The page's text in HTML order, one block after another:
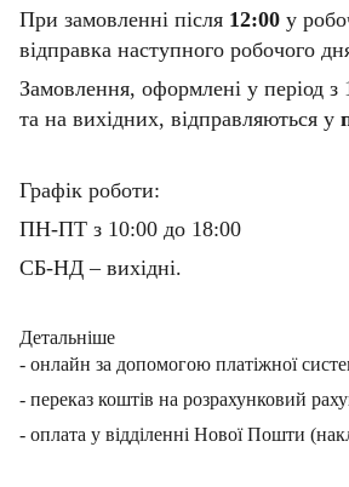
При замовленні після 12:00 у
відправка наступного робочого
Замовлення, оформлені у період з
та на вихідних, відправляються у
Графік роботи:
ПН-ПТ з 10:00 до 18:00
СБ-НД – вихідні.
Детальніше
- онлайн за допомогою платіжної
- переказ коштів на розрахунковий
- оплата у відділенні Нової Пошти